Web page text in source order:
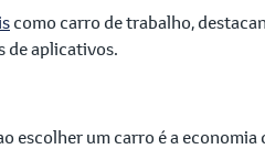
como carro de trabalho,
de aplicativos.
um carro é a